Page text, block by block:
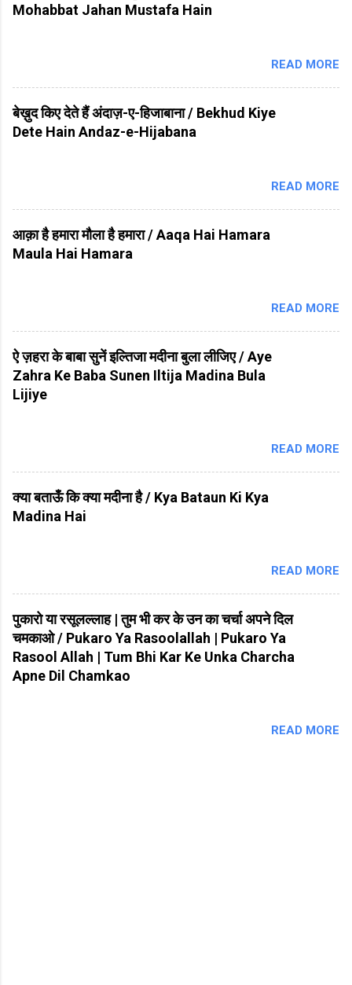
Mohabbat Jahan Mustafa Hain
READ MORE
बेख़ुद किए देते हैं अंदाज़-ए-हिजाबाना / Bekhud Kiye
Dete Hain Andaz-e-Hijabana
READ MORE
आक़ा है हमारा मौला है हमारा / Aaqa Hai Hamara
Maula Hai Hamara
READ MORE
ऐ ज़हरा के बाबा सुनें इल्तिजा मदीना बुला लीजिए / Aye
Zahra Ke Baba Sunen Iltija Madina Bula
Lijiye
READ MORE
क्या बताऊँ कि क्या मदीना है / Kya Bataun Ki Kya
Madina Hai
READ MORE
पुकारो या रसूलल्लाह | तुम भी कर के उन का चर्चा अपने दिल
चमकाओ / Pukaro Ya Rasoolallah | Pukaro Ya
Rasool Allah | Tum Bhi Kar Ke Unka Charcha
Apne Dil Chamkao
READ MORE